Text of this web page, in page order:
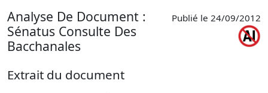
Analyse De Document :
Sénatus Consulte Des
Bacchanales
Publié le 24/09/2012
Extrait du document